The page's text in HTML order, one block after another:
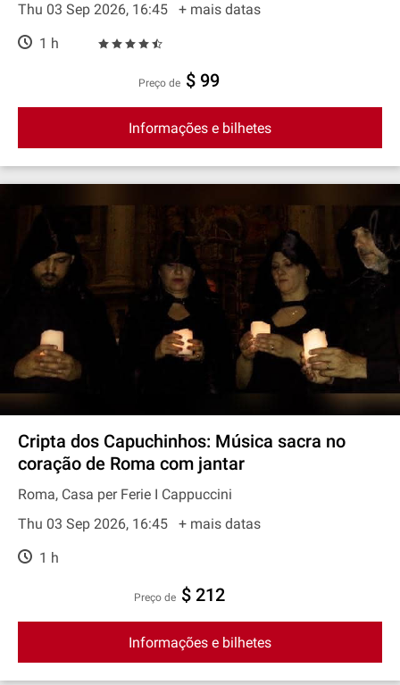
Thu 03 Sep 2026, 16:45
+ mais datas
1 h
preço de $ 99
Informações e bilhetes
Cripta dos Capuchinhos: Música sacra no
coração de Roma com jantar
Roma, Casa per Ferie I Cappuccini
Thu 03 Sep 2026, 16:45
+ mais datas
1 h
preço de $ 212
Informações e bilhetes